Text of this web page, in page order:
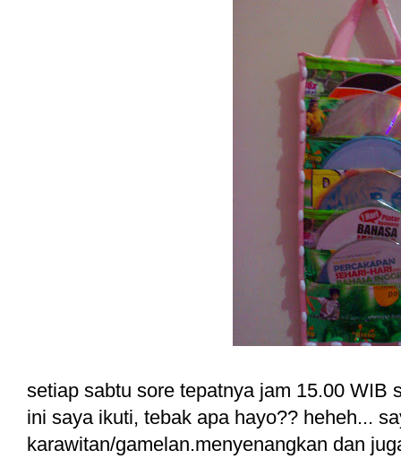
setiap sabtu sore tepatnya jam 15.00 WIB
ini saya ikuti, tebak apa hayo?? heheh...
karawitan/gamelan.menyenangkan dan